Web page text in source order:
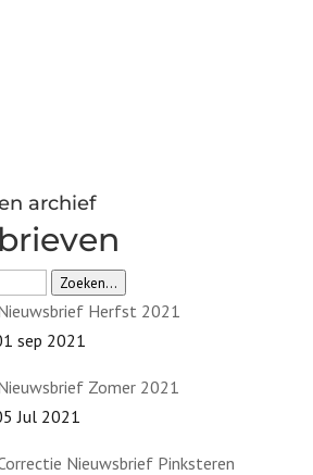
archief
Zoeken…
Herfst 2021
sep 2021
Zomer 2021
Jul 2021
Nieuwsbrief Pinksteren